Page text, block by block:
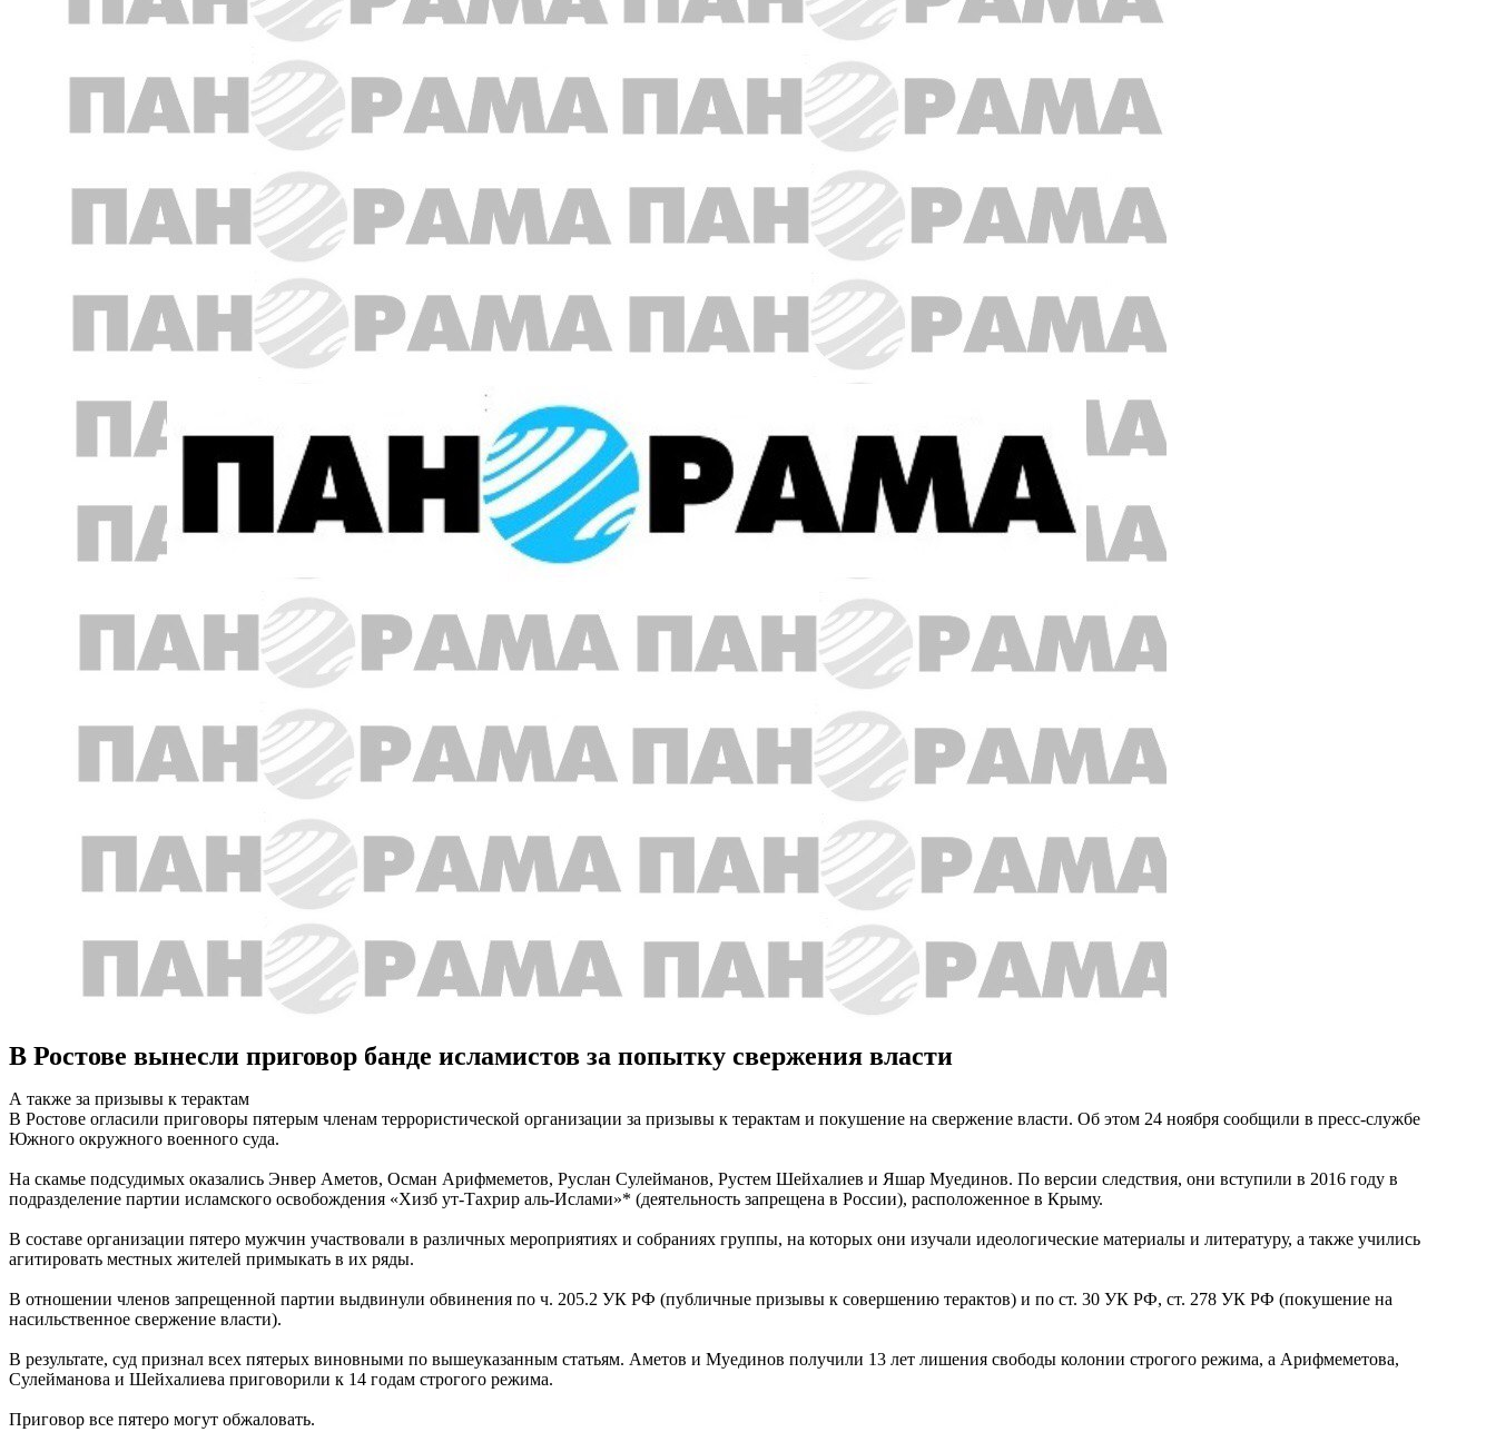
В Ростове вынесли приговор банде исламистов за попытку свержения власти
А также за призывы к терактам
В Ростове огласили приговоры пятерым членам террористической организации за призывы к терактам и покушение на свержение власти. Об этом 24 ноября сообщили в пресс-службе
Южного окружного военного суда.
На скамье подсудимых оказались Энвер Аметов, Осман Арифмеметов, Руслан Сулейманов, Рустем Шейхалиев и Яшар Муединов. По версии следствия, они вступили в 2016 году в
подразделение партии исламского освобождения «Хизб ут-Тахрир аль-Ислами»* (деятельность запрещена в России), расположенное в Крыму.
В составе организации пятеро мужчин участвовали в различных мероприятиях и собраниях группы, на которых они изучали идеологические материалы и литературу, а также учились
агитировать местных жителей примыкать в их ряды.
В отношении членов запрещенной партии выдвинули обвинения по ч. 205.2 УК РФ (публичные призывы к совершению терактов) и по ст. 30 УК РФ, ст. 278 УК РФ (покушение на
насильственное свержение власти).
В результате, суд признал всех пятерых виновными по вышеуказанным статьям. Аметов и Муединов получили 13 лет лишения свободы колонии строгого режима, а Арифмеметова,
Сулейманова и Шейхалиева приговорили к 14 годам строгого режима.
Приговор все пятеро могут обжаловать.